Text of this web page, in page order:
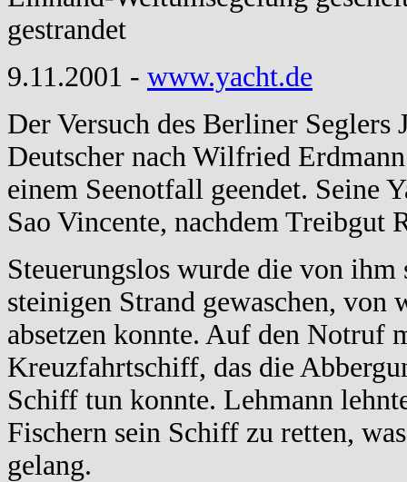
gestrandet
9.11.2001 - www.yacht.de
Der Versuch des Berliner
Deutscher nach Wilfried
einem Seenotfall geendet. Seine
Sao Vincente, nachdem Treibgut
Steuerungslos wurde die von
steinigen Strand gewaschen,
absetzen konnte. Auf den Notruf
Kreuzfahrtschiff, das die
Schiff tun konnte. Lehmann
Fischern sein Schiff zu retten,
gelang.